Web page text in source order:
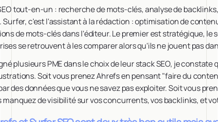
tout-en-un : recherche de mots-clés, analyse de
c'est l'assistant à la rédaction : optimisation de
de mots-clés dans l'éditeur. Le premier est stratégique, le
se retrouvent à les comparer alors qu'ils ne jouent pas
plusieurs PME dans le choix de leur stack SEO, je constate
Soit vous prenez Ahrefs en pensant "faire du
des données que vous ne savez pas exploiter. Soit vous
manquez de visibilité sur vos concurrents, vos backlinks, et